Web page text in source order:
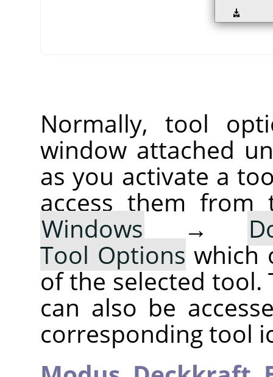
Normally, tool
window attached
as you activate a
access them from
Windows →
Tool Options which
of the selected tool.
can also be
corresponding tool